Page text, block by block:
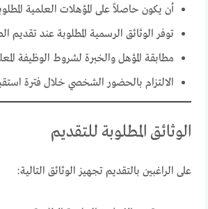
أن يكون حاصلاً على المؤهلات العلمية
توفر الوثائق الرسمية المطلوبة عند تقديم
مطابقة المؤهل والخبرة لشروط الوظيفة
الالتزام بالحضور الشخصي خلال فترة
الوثائق المطلوبة للتقديم
على الراغبين بالتقديم تجهيز الوثائق التالية: